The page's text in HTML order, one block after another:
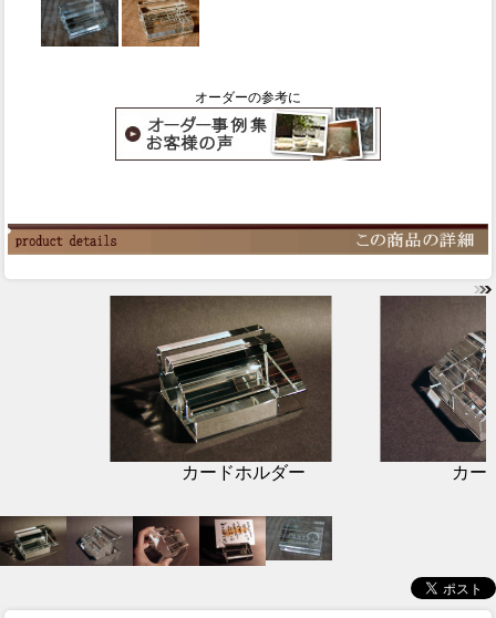
オーダーの参考に
カードホルダー カー